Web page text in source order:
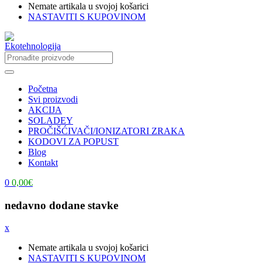
Nemate artikala u svojoj košarici
NASTAVITI S KUPOVINOM
Početna
Svi proizvodi
AKCIJA
SOLADEY
PROČIŠĆIVAČI/IONIZATORI ZRAKA
KODOVI ZA POPUST
Blog
Kontakt
0 0,00€
nedavno dodane stavke
x
Nemate artikala u svojoj košarici
NASTAVITI S KUPOVINOM